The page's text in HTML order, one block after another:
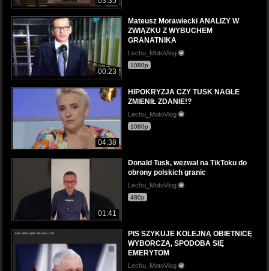
00:23
Mateusz Morawiecki ANALIZY W
ZWIĄZKU Z WYBUCHEM
GRANATNIKA
Lechu_MotoVlog
1080p
04:38
HIPOKRYZJA CZY TUSK NAGLE
ZMIENIŁ ZDANIE!?
Lechu_MotoVlog
1080p
01:41
Donald Tusk, wezwał na TikToku do
obrony polskich granic
Lechu_MotoVlog
480p
PIS SZYKUJE KOLEJNĄ OBIETNICĘ
WYBORCZĄ, SPODOBA SIĘ
EMERYTOM
Lechu_MotoVlog